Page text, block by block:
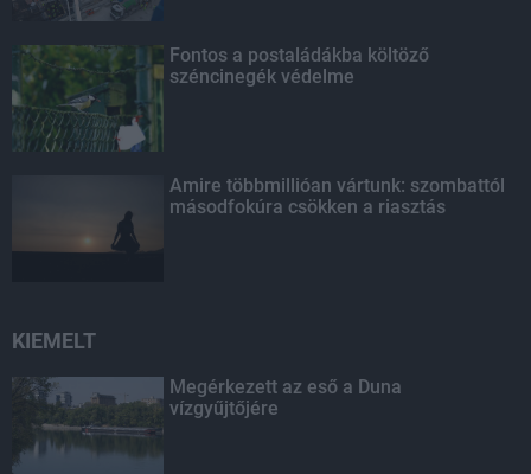
Fontos a postaládákba költöző
széncinegék védelme
Amire többmillióan vártunk: szombattól
másodfokúra csökken a riasztás
KIEMELT
Megérkezett az eső a Duna
vízgyűjtőjére